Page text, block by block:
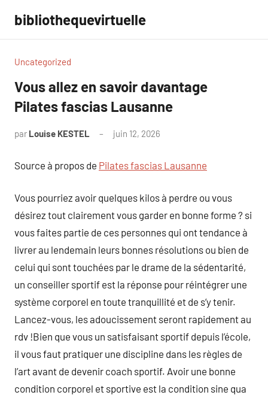
contenu
bibliothequevirtuelle
Uncategorized
Vous allez en savoir davantage
Pilates fascias Lausanne
par Louise KESTEL juin 12, 2026
Source à propos de Pilates fascias Lausanne
Vous pourriez avoir quelques kilos à perdre ou vous
désirez tout clairement vous garder en bonne forme ? si
vous faites partie de ces personnes qui ont tendance à
livrer au lendemain leurs bonnes résolutions ou bien de
celui qui sont touchées par le drame de la sédentarité,
un conseiller sportif est la réponse pour réintégrer une
système corporel en toute tranquillité et de s’y tenir.
Lancez-vous, les adoucissement seront rapidement au
rdv !Bien que vous un satisfaisant sportif depuis l’école,
il vous faut pratiquer une discipline dans les règles de
l’art avant de devenir coach sportif. Avoir une bonne
condition corporel et sportive est la condition sine qua